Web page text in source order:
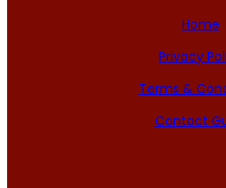
Home
Privacy
Terms &
Contact